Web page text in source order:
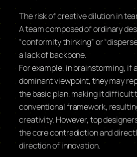
The risk of creative dilution in
A team composed of ordinary
“conformity thinking” or
a lack of backbone.
For example, in brainstorming, if
dominant viewpoint, they may
the basic plan, making it difficult
conventional framework,
creativity. However, top
the core contradiction and
direction of innovation.